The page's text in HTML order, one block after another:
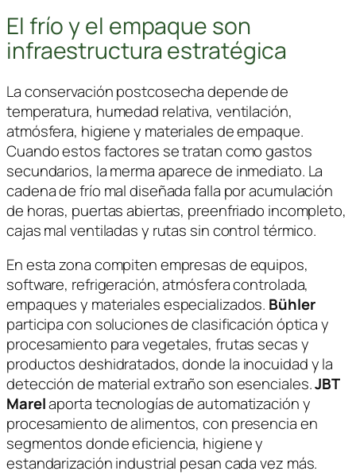
El frío y el empaque son
infraestructura estratégica
La conservación postcosecha depende de
temperatura, humedad relativa, ventilación,
atmósfera, higiene y materiales de empaque.
Cuando estos factores se tratan como gastos
secundarios, la merma aparece de inmediato. La
cadena de frío mal diseñada falla por acumulación
de horas, puertas abiertas, preenfriado incompleto,
cajas mal ventiladas y rutas sin control térmico.
En esta zona compiten empresas de equipos,
software, refrigeración, atmósfera controlada,
empaques y materiales especializados. Bühler
participa con soluciones de clasificación óptica y
procesamiento para vegetales, frutas secas y
productos deshidratados, donde la inocuidad y la
detección de material extraño son esenciales.JBT
Marelaporta tecnologías de automatización y
procesamiento de alimentos, con presencia en
segmentos donde eficiencia, higiene y
estandarización industrial pesan cada vez más.